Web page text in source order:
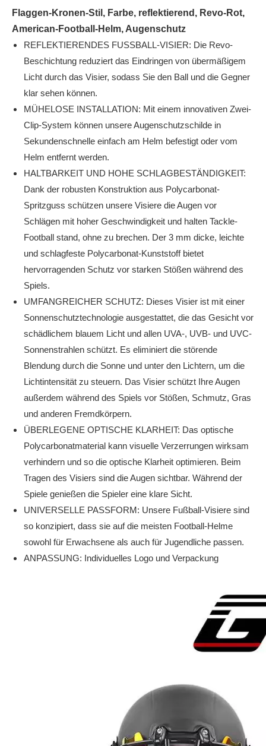
Flaggen-Kronen-Stil, Farbe, reflektierend, Revo-Rot,
American-Football-Helm, Augenschutz
REFLEKTIERENDES FUSSBALL-VISIER: Die Revo-
Beschichtung reduziert das Eindringen von übermäßigem
Licht durch das Visier, sodass Sie den Ball und die Gegner
klar sehen können.
MÜHELOSE INSTALLATION: Mit einem innovativen Zwei-
Clip-System können unsere Augenschutzschilde in
Sekundenschnelle einfach am Helm befestigt oder vom
Helm entfernt werden.
HALTBARKEIT UND HOHE SCHLAGBESTÄNDIGKEIT:
Dank der robusten Konstruktion aus Polycarbonat-
Spritzguss schützen unsere Visiere die Augen vor
Schlägen mit hoher Geschwindigkeit und halten Tackle-
Football stand, ohne zu brechen. Der 3 mm dicke, leichte
und schlagfeste Polycarbonat-Kunststoff bietet
hervorragenden Schutz vor starken Stößen während des
Spiels.
UMFANGREICHER SCHUTZ: Dieses Visier ist mit einer
Sonnenschutztechnologie ausgestattet, die das Gesicht vor
schädlichem blauem Licht und allen UVA-, UVB- und UVC-
Sonnenstrahlen schützt. Es eliminiert die störende
Blendung durch die Sonne und unter den Lichtern, um die
Lichtintensität zu steuern. Das Visier schützt Ihre Augen
außerdem während des Spiels vor Stößen, Schmutz, Gras
und anderen Fremdkörpern.
ÜBERLEGENE OPTISCHE KLARHEIT: Das optische
Polycarbonatmaterial kann visuelle Verzerrungen wirksam
verhindern und so die optische Klarheit optimieren. Beim
Tragen des Visiers sind die Augen sichtbar. Während der
Spiele genießen die Spieler eine klare Sicht.
UNIVERSELLE PASSFORM: Unsere Fußball-Visiere sind
so konzipiert, dass sie auf die meisten Football-Helme
sowohl für Erwachsene als auch für Jugendliche passen.
ANPASSUNG: Individuelles Logo und Verpackung